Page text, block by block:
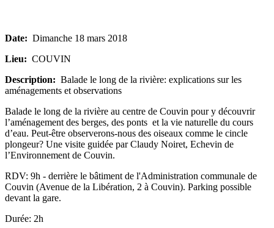
Date: Dimanche 18 mars 2018
Lieu: COUVIN
Description: Balade le long de la rivière: explications sur les
aménagements et observations
Balade le long de la rivière au centre de Couvin pour y découvrir
l’aménagement des berges, des ponts et la vie naturelle du cours
d’eau. Peut-être observerons-nous des oiseaux comme le cincle
plongeur? Une visite guidée par Claudy Noiret, Echevin de
l’Environnement de Couvin.
RDV: 9h - derrière le bâtiment de l'Administration communale de
Couvin (Avenue de la Libération, 2 à Couvin). Parking possible
devant la gare.
Durée: 2h